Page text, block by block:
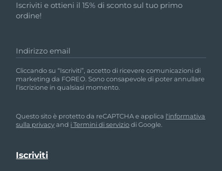
Iscriviti e ottieni il 15% di sconto sul tuo primo
ordine!
Indirizzo email
Cliccando su “Iscriviti”, accetto di ricevere comunicazioni di
marketing da FOREO. Sono consapevole di poter annullare
l’iscrizione in qualsiasi momento.
Questo sito è protetto da reCAPTCHA e applica l'informativa
sulla privacyand i Termini di serviziodi Google.